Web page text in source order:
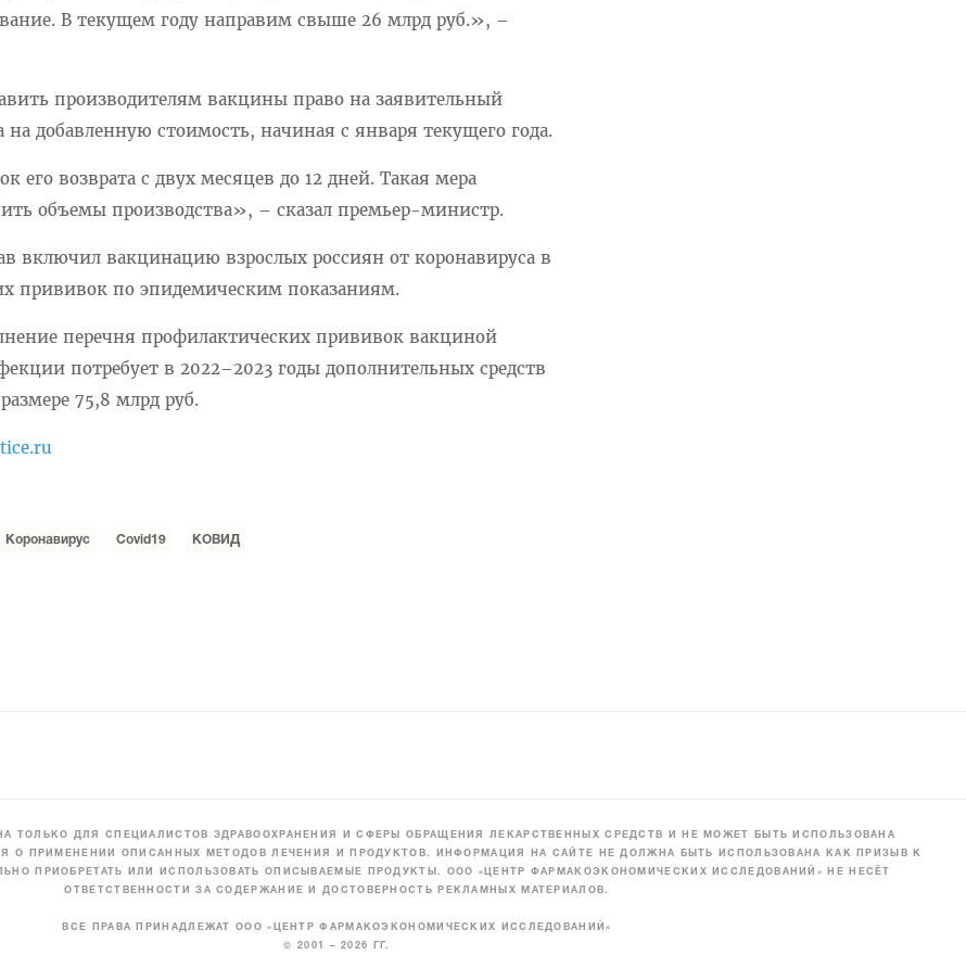
В текущем году направим свыше 26 млрд руб.», –
производителям вакцины право на заявительный
добавленную стоимость, начиная с января текущего года.
его возврата с двух месяцев до 12 дней. Такая мера
объемы производства», – сказал премьер-министр.
включил вакцинацию взрослых россиян от коронавируса в
прививок по эпидемическим показаниям.
перечня профилактических прививок вакциной
потребует в 2022–2023 годы дополнительных средств
75,8 млрд руб.
Коронавирус Covid19 КОВИД
ТОЛЬКО ДЛЯ СПЕЦИАЛИСТОВ ЗДРАВООХРАНЕНИЯ И СФЕРЫ ОБРАЩЕНИЯ ЛЕКАРСТВЕННЫХ СРЕДСТВ И НЕ МОЖЕТ БЫТЬ ИСПОЛЬЗОВАНА
О ПРИМЕНЕНИИ ОПИСАННЫХ МЕТОДОВ ЛЕЧЕНИЯ И ПРОДУКТОВ. ИНФОРМАЦИЯ НА САЙТЕ НЕ ДОЛЖНА БЫТЬ ИСПОЛЬЗОВАНА КАК ПРИЗЫВ К
ПРИОБРЕТАТЬ ИЛИ ИСПОЛЬЗОВАТЬ ОПИСЫВАЕМЫЕ ПРОДУКТЫ. ООО «ЦЕНТР ФАРМАКОЭКОНОМИЧЕСКИХ ИССЛЕДОВАНИЙ» НЕ НЕСЁТ
ОТВЕТСТВЕННОСТИ ЗА СОДЕРЖАНИЕ И ДОСТОВЕРНОСТЬ РЕКЛАМНЫХ МАТЕРИАЛОВ.
ВСЕ ПРАВА ПРИНАДЛЕЖАТ ООО «ЦЕНТР ФАРМАКОЭКОНОМИЧЕСКИХ ИССЛЕДОВАНИЙ»
© 2001 – 2026 ГГ.